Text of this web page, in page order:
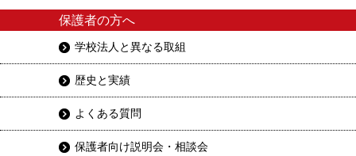
保護者の方へ
学校法人と異なる取組
歴史と実績
よくある質問
保護者向け説明会・相談会